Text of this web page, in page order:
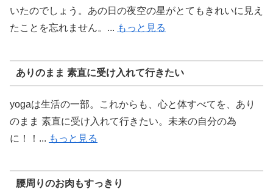
いたのでしょう。あの日の夜空の星がとてもきれいに見え
たことを忘れません。... もっと見る
ありのまま 素直に受け入れて行きたい
yogaは生活の一部。これからも、心と体すべてを、あり
のまま 素直に受け入れて行きたい。未来の自分の為
に！！... もっと見る
腰周りのお肉もすっきり